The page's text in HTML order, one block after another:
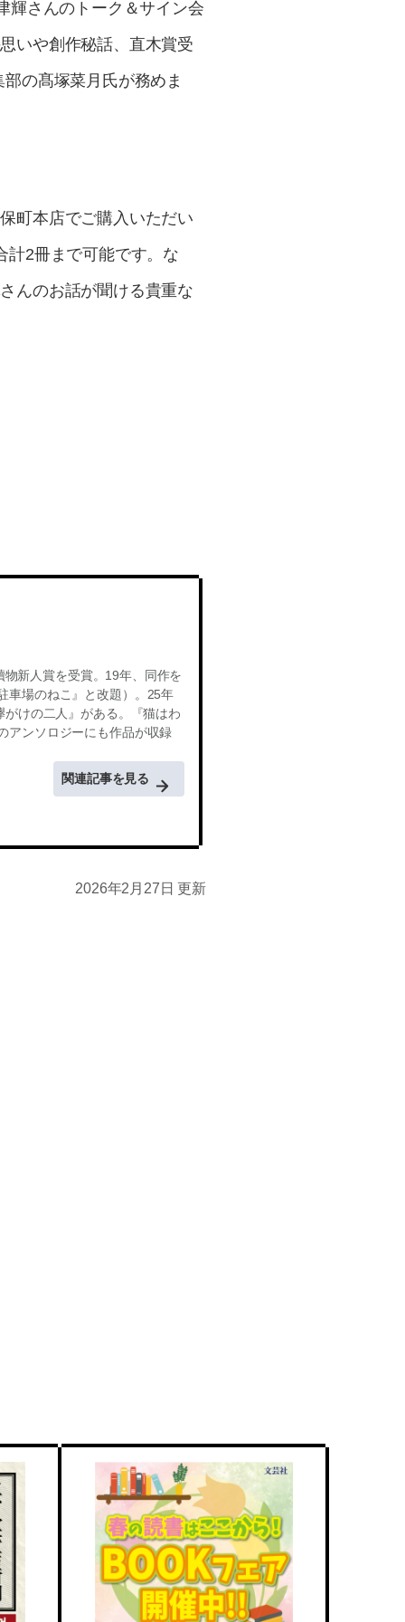
輝さんのトーク＆サイン会
いや創作秘話、直木賞受
の髙塚菜月氏が務めま
町本店でご購入いただい
計2冊まで可能です。な
んのお話が聞ける貴重な
新人賞を受賞。19年、同作を
車場のねこ』と改題）。25年
けの二人』がある。『猫はわ
アンソロジーにも作品が収録
関連記事を見る
2026年2月27日 更新